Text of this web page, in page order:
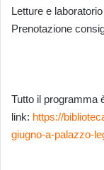
Letture e
Prenotazione
Tutto il programma
link: https://
giugno-a-palazzo-